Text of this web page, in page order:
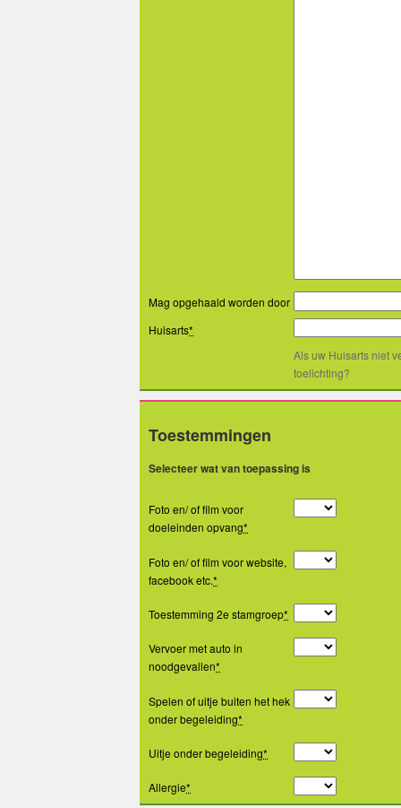
Mag opgehaald worden door
Huisarts*
Als uw Huisarts niet
toelichting?
Toestemmingen
Selecteer wat van toepassing is
Foto en/ of film voor
doeleinden opvang*
Foto en/ of film voor website,
facebook etc.*
Toestemming 2e stamgroep*
Vervoer met auto in
noodgevallen*
Spelen of uitje buiten het hek
onder begeleiding*
Uitje onder begeleiding*
Allergie*